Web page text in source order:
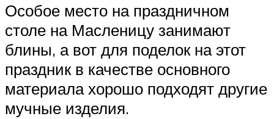
Особое место на праздничном
столе на Масленицу занимают
блины, а вот для поделок на этот
праздник в качестве основного
материала хорошо подходят другие
мучные изделия.